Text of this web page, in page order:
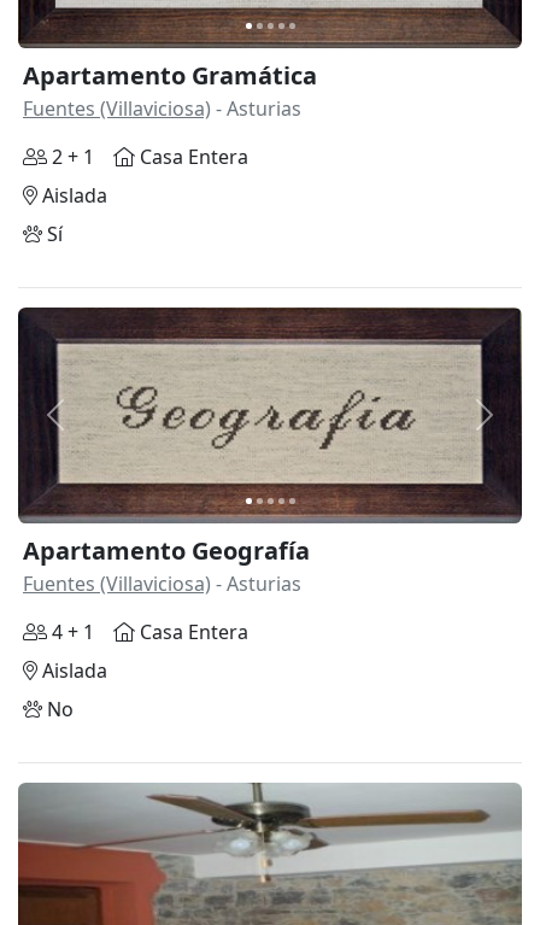
Apartamento Gramática
Fuentes (Villaviciosa) - Asturias
2 + 1
Casa Entera
Aislada
Sí
Anterior
Apartamento Geografía
Fuentes (Villaviciosa) - Asturias
4 + 1
Casa Entera
Aislada
No